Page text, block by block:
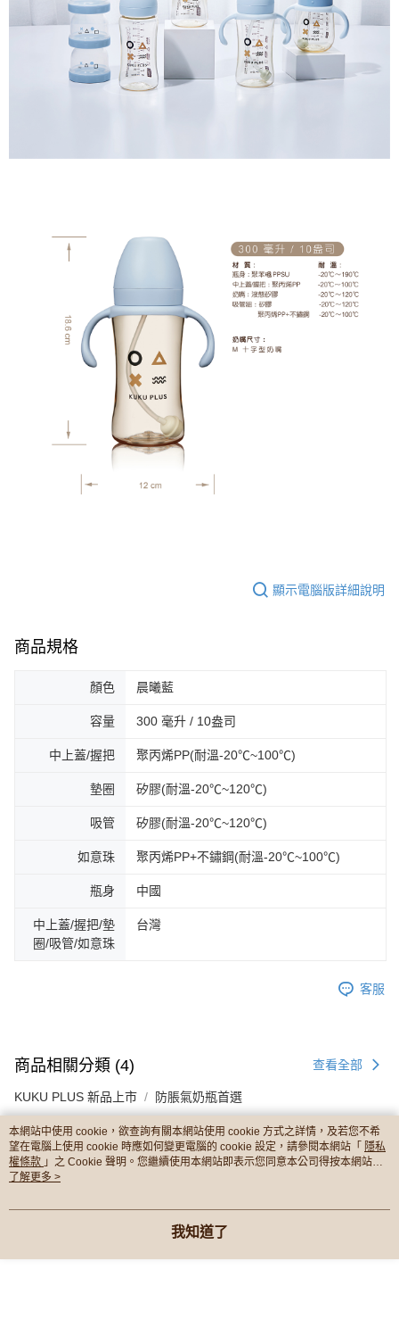
顯示電腦版詳細說明
商品規格
顏色 晨曦藍
容量 300 毫升 / 10盎司
中上蓋/握把 聚丙烯PP(耐溫-20℃~100℃)
墊圈 矽膠(耐溫-20℃~120℃)
吸管 矽膠(耐溫-20℃~120℃)
如意珠 聚丙烯PP+不鏽鋼(耐溫-20℃~100℃)
瓶身 中國
中上蓋/握把/墊
圈/吸管/如意珠
台灣
客服
商品相關分類 (4) 查看全部
KUKU PLUS 新品上市 防脹氣奶瓶首選
五折價 | 優惠買超划算
本分類熱銷全站排行
本網站中使用 cookie，欲查詢有關本網站使用 cookie 方式之詳情，及若您不希
望在電腦上使用 cookie 時應如何變更電腦的 cookie 設定，請參閱本網站「 隱私
權條款 」之 Cookie 聲明。您繼續使用本網站即表示您同意本公司得按本網站使
用條款之 Cookie 聲明使用 cookie。
了解更多 >
我知道了